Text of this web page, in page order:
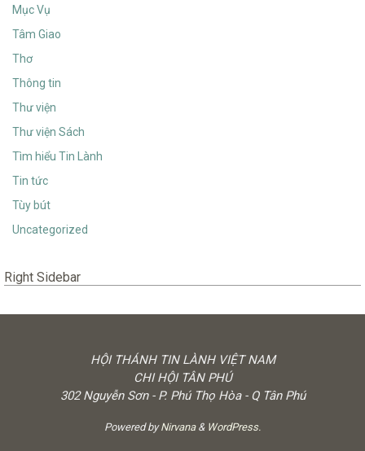
Mục Vụ
Tâm Giao
Thơ
Thông tin
Thư viện
Thư viện Sách
Tìm hiểu Tin Lành
Tin tức
Tùy bút
Uncategorized
Right Sidebar
HỘI THÁNH TIN LÀNH VIỆT NAM
CHI HỘI TÂN PHÚ
302 Nguyễn Sơn - P. Phú Thọ Hòa - Q Tân Phú
Powered byNirvana& WordPress.